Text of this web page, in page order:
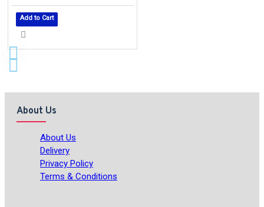
Add to Cart
About Us
About Us
Delivery
Privacy Policy
Terms & Conditions